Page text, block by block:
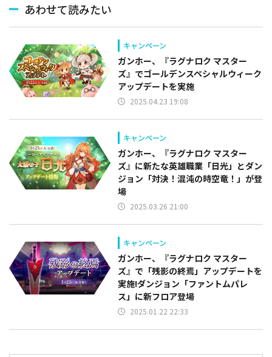
あわせて読みたい
キャンペーン
ガンホー、『ラグナロク マスター
ズ』でゴールデンスペシャルウィーク
アップデートを実施
2025.04.23 19:08
キャンペーン
ガンホー、『ラグナロク マスター
ズ』に新たな英雄職業「日光」とダン
ジョン「対決！混沌の時空竜！」が登
場
2025.03.26 21:00
キャンペーン
ガンホー、『ラグナロク マスター
ズ』で「残影の終焉」アップデートを
実施!ダンジョン「ファントムパレ
ス」に新フロア登場
2025.01.22 22:33